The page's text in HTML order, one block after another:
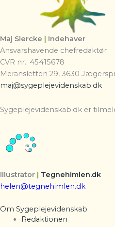
Maj Siercke | Indehaver
Ansvarshavende chefredaktør
CVR nr.: 45415678
Meransletten 29, 3630
maj@sygeplejevidenskab.dk
Sygeplejevidenskab.dk er
Illustrator | Tegnehimlen.dk
helen@tegnehimlen.dk
Om Sygeplejevidenskab
Redaktionen